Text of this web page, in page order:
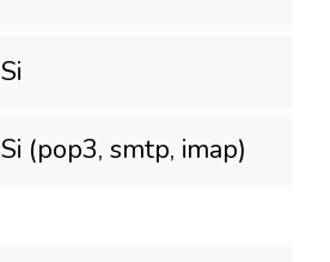
Si
Si (pop3, smtp, imap)